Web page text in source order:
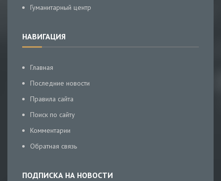
Гуманитарный центр
НАВИГАЦИЯ
Главная
Последние новости
Правила сайта
Поиск по сайту
Комментарии
Обратная связь
ПОДПИСКА НА НОВОСТИ